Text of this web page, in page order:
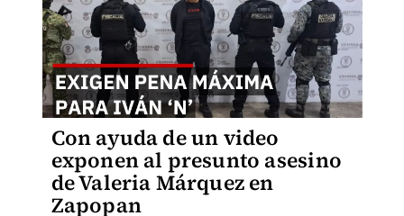
Con ayuda de un video
exponen al presunto asesino
de Valeria Márquez en
Zapopan